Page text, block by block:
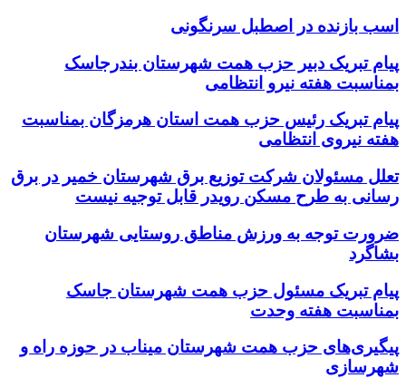
اسب بازنده در اصطبل سرنگونی
پیام تبریک دبیر حزب همت شهرستان بندرجاسک
بمناسبت هفته نیرو انتظامی
پیام تبریک رئیس حزب همت استان هرمزگان بمناسبت
هفته نیروی انتظامی
تعلل مسئولان شرکت توزیع برق شهرستان خمیر در برق
رسانی به طرح مسکن رویدر قابل توجیه نیست
ضرورت توجه به ورزش مناطق روستایی شهرستان
بشاگرد
پیام تبریک مسئول حزب همت شهرستان جاسک
بمناسبت هفته وحدت
پیگیری‌های حزب همت شهرستان میناب در حوزه راه و
شهرسازی